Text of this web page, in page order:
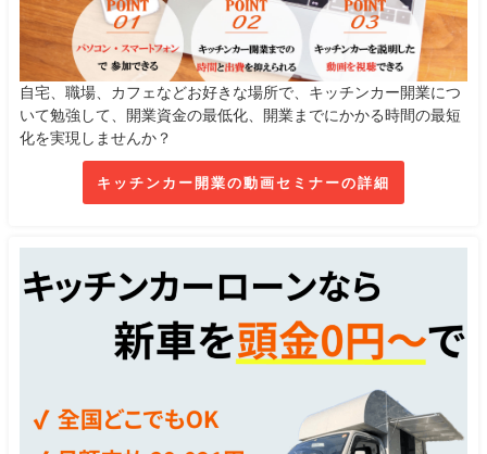
自宅、職場、カフェなどお好きな場所で、キッチンカー開業につ
いて勉強して、開業資金の最低化、開業までにかかる時間の最短
化を実現しませんか？
キッチンカー開業の動画セミナーの詳細